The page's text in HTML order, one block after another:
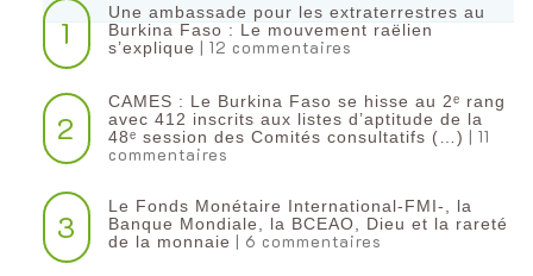
1
Une ambassade pour les extraterrestres au
Burkina Faso : Le mouvement raëlien
s’explique | 12 commentaires
2
CAMES : Le Burkina Faso se hisse au 2ᵉ rang
avec 412 inscrits aux listes d’aptitude de la
48ᵉ session des Comités consultatifs (…) | 11
commentaires
3
Le Fonds Monétaire International-FMI-, la
Banque Mondiale, la BCEAO, Dieu et la rareté
de la monnaie | 6 commentaires